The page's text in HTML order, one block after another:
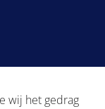
wij het gedrag